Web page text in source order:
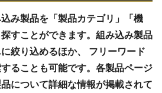
み製品を「製品カテゴリ」「機
すことができます。組み込み製品
絞り込めるほか、 フリーワード
ることも可能です。各製品ページ
について詳細な情報が掲載されて